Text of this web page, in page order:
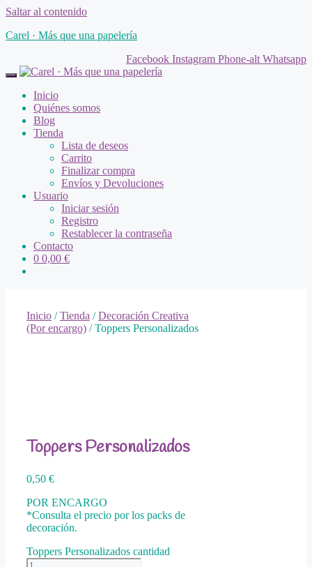
Saltar al contenido
Carel · Más que una papelería
Facebook Instagram Phone-alt Whatsapp
Inicio
Quiénes somos
Blog
Tienda
Lista de deseos
Carrito
Finalizar compra
Envíos y Devoluciones
Usuario
Iniciar sesión
Registro
Restablecer la contraseña
Contacto
0 0,00 €
Inicio /Tienda /Decoración Creativa
(Por encargo) / Toppers Personalizados
Toppers Personalizados
0,50 €
POR ENCARGO
*Consulta el precio por los packs de
decoración.
Toppers Personalizados cantidad